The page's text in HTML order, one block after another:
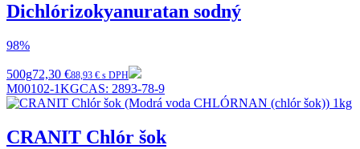
Dichlórizokyanuratan sodný
98%
500g72,30 €88,93 € s DPH
M00102-1KGCAS: 2893-78-9
CRANIT Chlór šok